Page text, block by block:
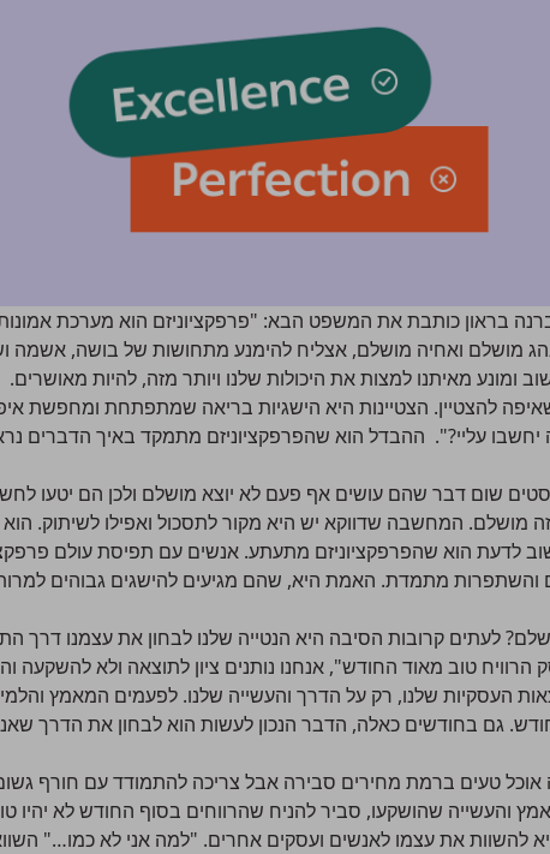
בראון כותבת את המשפט הבא: "פרפקציוניזם הוא מערכת אמונות
מושלם ואחיה מושלם, אצליח להימנע מתחושות של בושה, אשמה
מאיתנו למצות את היכולות שלנו ויותר מזה, להיות מאושרים.
להצטיין. הצטיינות היא הישגיות בריאה שמתפתחת ומחפשת
עליי?". ההבדל הוא שהפרפקציוניזם מתמקד באיך הדברים
שום דבר שהם עושים אף פעם לא יוצא מושלם ולכן הם יטעו
מושלם. המחשבה שדווקא יש היא מקור לתסכול ואפילו לשיתוק.
הוא שהפרפקציוניזם מתעתע. אנשים עם תפיסת עולם
מתמדת. האמת היא, שהם מגיעים להישגים גבוהים למרות
לעתים קרובות הסיבה היא הנטייה שלנו לבחון את עצמנו דרך
טוב מאוד החודש", אנחנו נותנים ציון לתוצאה ולא להשקעה
העסקיות שלנו, רק על הדרך והעשייה שלנו. לפעמים המאמץ
גם בחודשים כאלה, הדבר הנכון לעשות הוא לבחון את הדרך
טעים ברמת מחירים סבירה אבל צריכה להתמודד עם חורף
והעשייה שהושקעו, סביר להניח שהרווחים בסוף החודש לא יהיו
להשוות את עצמו לאנשים ועסקים אחרים. "למה אני לא כמו…"